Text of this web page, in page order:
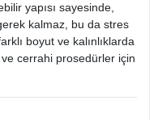
yapısı sayesinde,
kalmaz, bu da stres
boyut ve kalınlıklarda
cerrahi prosedürler için